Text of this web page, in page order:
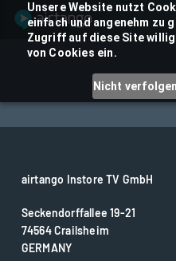
Unsere Website nutzt
einfach und angenehm zu
Zugriff auf diese Site
von Cookies ein.
Nicht verfolgen
Skip
content
airtango Instore TV GmbH
Seckendorffallee 19-21
74564 Crailsheim
GERMANY